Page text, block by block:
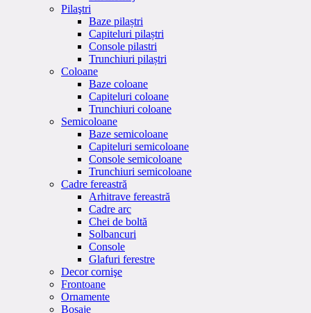
Pilaştri
Baze pilaștri
Capiteluri pilaștri
Console pilastri
Trunchiuri pilaștri
Coloane
Baze coloane
Capiteluri coloane
Trunchiuri coloane
Semicoloane
Baze semicoloane
Capiteluri semicoloane
Console semicoloane
Trunchiuri semicoloane
Cadre fereastră
Arhitrave fereastră
Cadre arc
Chei de boltă
Solbancuri
Console
Glafuri ferestre
Decor cornişe
Frontoane
Ornamente
Bosaje